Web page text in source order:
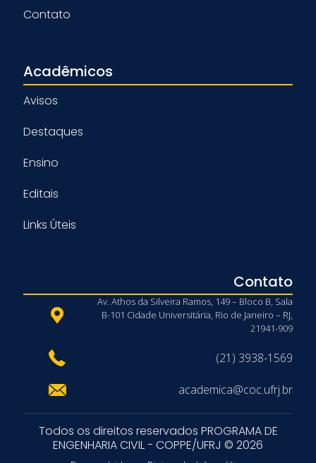
Contato
Acadêmicos
Avisos
Destaques
Ensino
Editais
Links Úteis
Contato
Av. Athos da Silveira Ramos, 149 – Bloco B, Sala
B-101 Cidade Universitária, Rio de Janeiro – RJ,
21941-909
(21) 3938-1569
academica@coc.ufrj.br
Todos os direitos reservados PROGRAMA DE
ENGENHARIA CIVIL - COPPE/UFRJ © 2026